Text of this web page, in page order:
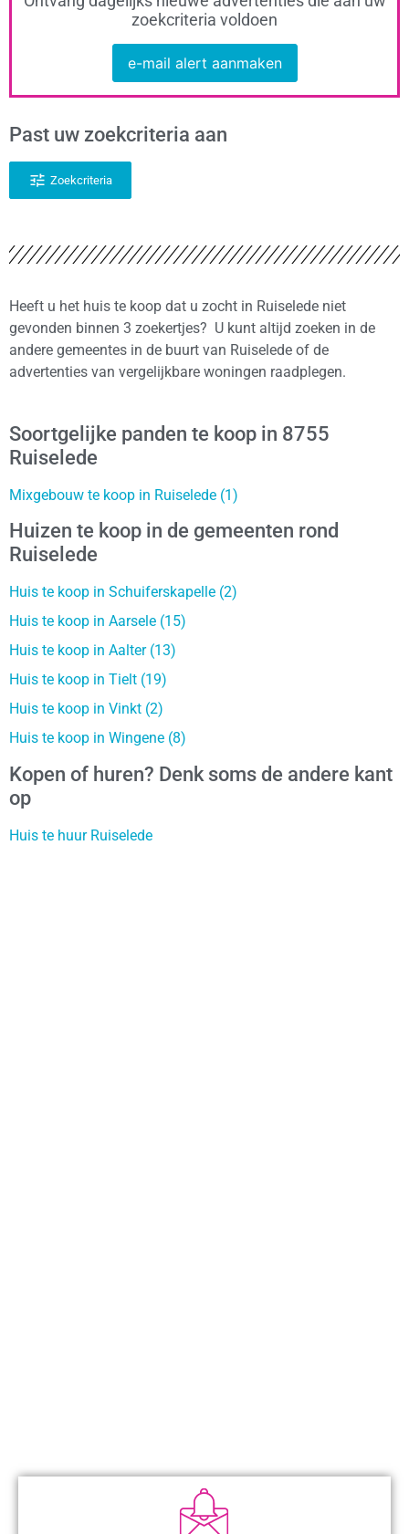
zoekcriteria voldoen
e-mail alert aanmaken
Past uw zoekcriteria aan
Zoekcriteria
Heeft u het huis te koop dat u zocht in Ruiselede niet
gevonden binnen 3 zoekertjes? U kunt altijd zoeken in de
andere gemeentes in de buurt van Ruiselede of de
advertenties van vergelijkbare woningen raadplegen.
Soortgelijke panden te koop in 8755
Ruiselede
Mixgebouw te koop in Ruiselede (1)
Huizen te koop in de gemeenten rond
Ruiselede
Huis te koop in Schuiferskapelle (2)
Huis te koop in Aarsele (15)
Huis te koop in Aalter (13)
Huis te koop in Tielt (19)
Huis te koop in Vinkt (2)
Huis te koop in Wingene (8)
Kopen of huren? Denk soms de andere kant
op
Huis te huur Ruiselede